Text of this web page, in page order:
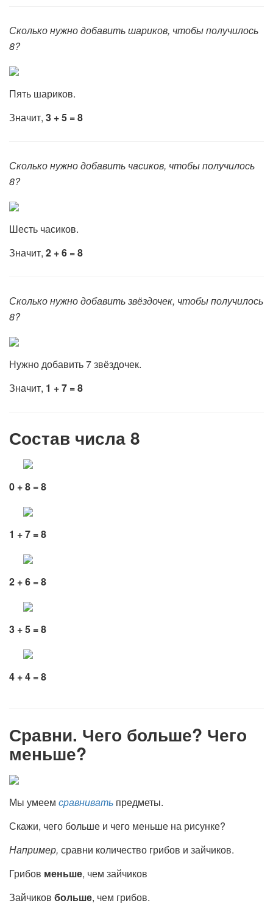
Сколько нужно добавить шариков, чтобы получилось
8?
Пять шариков.
Значит, 3 + 5 = 8
Сколько нужно добавить часиков, чтобы получилось
8?
Шесть часиков.
Значит, 2 + 6 = 8
Сколько нужно добавить звёздочек, чтобы получилось
8?
Нужно добавить 7 звёздочек.
Значит, 1 + 7 = 8
Состав числа 8
0 + 8 = 8
1 + 7 = 8
2 + 6 = 8
3 + 5 = 8
4 + 4 = 8
Сравни. Чего больше? Чего
меньше?
Мы умеем сравнивать предметы.
Скажи, чего больше и чего меньше на рисунке?
Например, сравни количество грибов и зайчиков.
Грибов меньше, чем зайчиков
Зайчиков больше, чем грибов.